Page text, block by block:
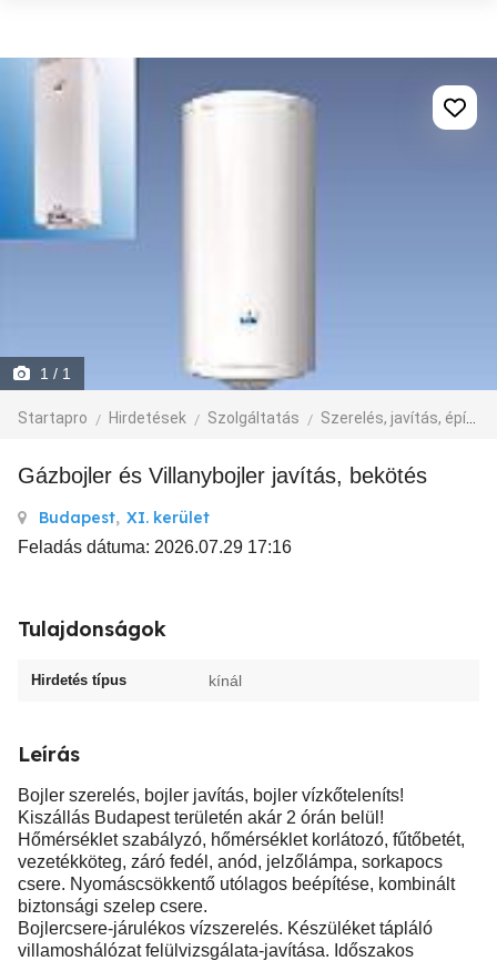
1 / 1
Startapro Hirdetések Szolgáltatás Szerelés, javítás, építkezés
Gázbojler és Villanybojler javítás, bekötés
Budapest, XI. kerület
Feladás dátuma: 2026.07.29 17:16
Tulajdonságok
Hirdetés típus kínál
Leírás
Bojler szerelés, bojler javítás, bojler vízkőteleníts!
Kiszállás Budapest területén akár 2 órán belül!
Hőmérséklet szabályzó, hőmérséklet korlátozó, fűtőbetét,
vezetékköteg, záró fedél, anód, jelzőlámpa, sorkapocs
csere. Nyomáscsökkentő utólagos beépítése, kombinált
biztonsági szelep csere.
Bojlercsere-járulékos vízszerelés. Készüléket tápláló
villamoshálózat felülvizsgálata-javítása. Időszakos